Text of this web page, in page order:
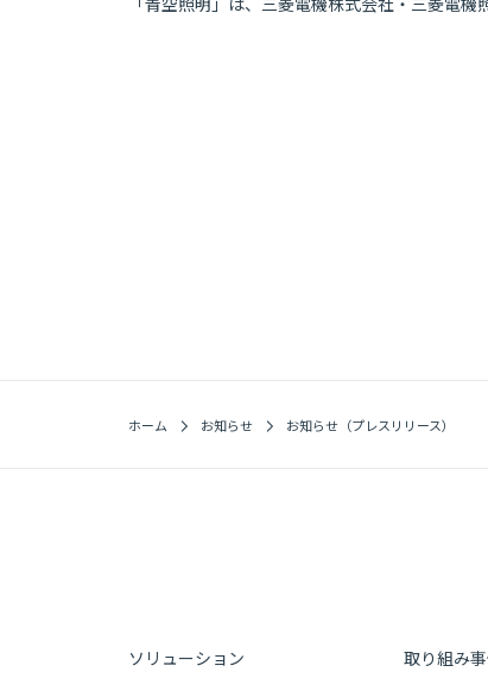
ホーム お知らせ お知らせ（プレスリリース）
ソリューション 取り組み